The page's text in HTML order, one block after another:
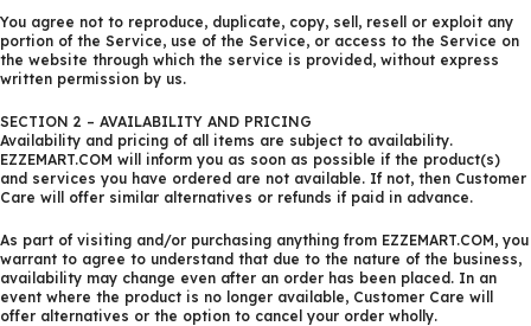
You agree not to reproduce, duplicate, copy, sell, resell or exploit any
portion of the Service, use of the Service, or access to the Service on
the website through which the service is provided, without express
written permission by us.
SECTION 2 – AVAILABILITY AND PRICING
Availability and pricing of all items are subject to availability.
EZZEMART.COM will inform you as soon as possible if the product(s)
and services you have ordered are not available. If not, then Customer
Care will offer similar alternatives or refunds if paid in advance.
As part of visiting and/or purchasing anything from EZZEMART.COM, you
warrant to agree to understand that due to the nature of the business,
availability may change even after an order has been placed. In an
event where the product is no longer available, Customer Care will
offer alternatives or the option to cancel your order wholly.